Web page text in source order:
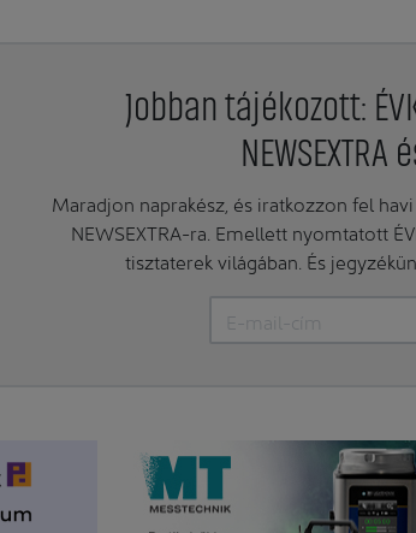
Jobban tájékozott:
NEWSEXTRA
Maradjon naprakész, és iratkozzon fel
NEWSEXTRA-ra. Emellett nyomtatott
tisztaterek világában. És